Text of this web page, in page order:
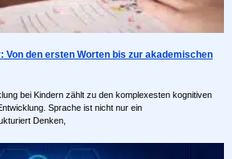
Von den ersten Worten bis zur akademischen
bei Kindern zählt zu den komplexesten kognitiven
Sprache ist nicht nur ein
Denken,